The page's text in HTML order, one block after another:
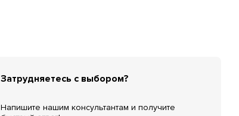
Затрудняетесь с выбором?
Напишите нашим консультантам и получите